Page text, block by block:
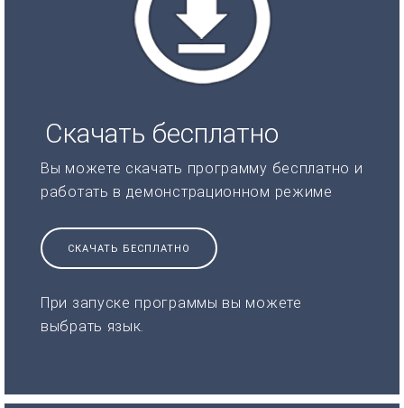
Скачать бесплатно
Вы можете скачать программу бесплатно и
работать в демонстрационном режиме
СКАЧАТЬ БЕСПЛАТНО
При запуске программы вы можете
выбрать язык.